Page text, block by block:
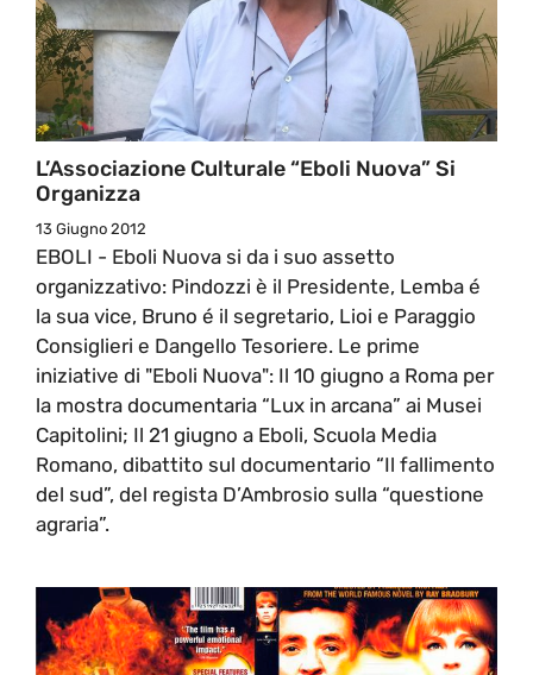
L’Associazione Culturale “Eboli Nuova” Si
Organizza
13 Giugno 2012
EBOLI - Eboli Nuova si da i suo assetto
organizzativo: Pindozzi è il Presidente, Lemba é
la sua vice, Bruno é il segretario, Lioi e Paraggio
Consiglieri e Dangello Tesoriere. Le prime
iniziative di "Eboli Nuova": Il 10 giugno a Roma per
la mostra documentaria “Lux in arcana” ai Musei
Capitolini; Il 21 giugno a Eboli, Scuola Media
Romano, dibattito sul documentario “Il fallimento
del sud”, del regista D’Ambrosio sulla “questione
agraria”.